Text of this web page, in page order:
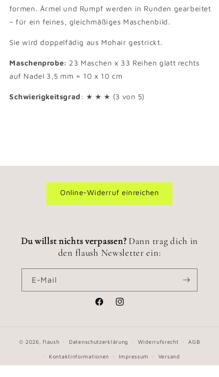
formen. Ärmel und Rumpf werden in Runden gearbeitet
– für ein feines, gleichmäßiges Maschenbild.
Sie wird doppelfädig aus Mohair gestrickt.
Maschenprobe: 23 Maschen x 33 Reihen glatt rechts
auf Nadel 3,5 mm = 10 x 10 cm
Schwierigkeitsgrad: ★ ★ ★ (3 von 5)
Online-Widerruf einreichen
Du willst nichts verpassen? Dann trag dich in
den flaush Newsletter ein:
E-Mail
FacebookInstagram
© 2026,flaush Datenschutzerklärung Widerrufsrecht AGB
Kontaktinformationen Impressum Versand